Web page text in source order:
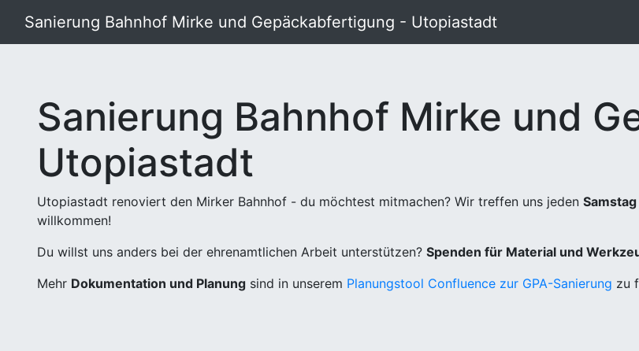
Sanierung Bahnhof Mirke und Gepäckabfertigung - Utopiastadt
Sanierung Bahnhof Mirke und
Utopiastadt
Utopiastadt renoviert den Mirker Bahnhof - du möchtest mitmachen? Wir treffen uns jeden Samstag
willkommen!
Du willst uns anders bei der ehrenamtlichen Arbeit unterstützen? Spenden für Material und
Mehr Dokumentation und Planung sind in unserem Planungstool Confluence zur GPA-Sanierung zu